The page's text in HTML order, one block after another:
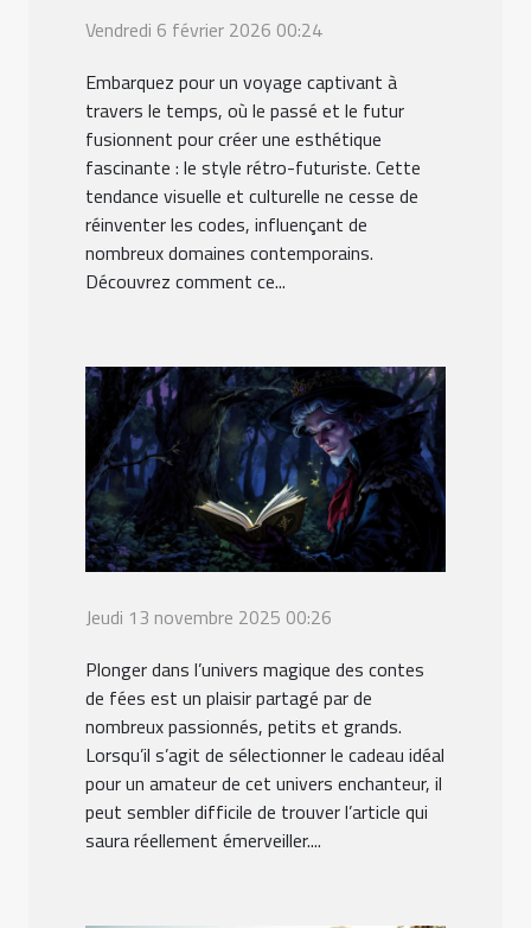
Vendredi 6 février 2026 00:24
Embarquez pour un voyage captivant à
travers le temps, où le passé et le futur
fusionnent pour créer une esthétique
fascinante : le style rétro-futuriste. Cette
tendance visuelle et culturelle ne cesse de
réinventer les codes, influençant de
nombreux domaines contemporains.
Découvrez comment ce...
Jeudi 13 novembre 2025 00:26
Plonger dans l’univers magique des contes
de fées est un plaisir partagé par de
nombreux passionnés, petits et grands.
Lorsqu’il s’agit de sélectionner le cadeau idéal
pour un amateur de cet univers enchanteur, il
peut sembler difficile de trouver l’article qui
saura réellement émerveiller....